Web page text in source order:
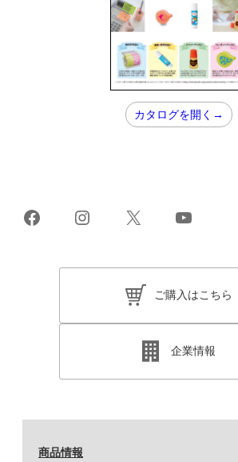
カタログを開く→
FacebookInstagram
X YouTube
ご購入はこちら
企業情報
商品情報